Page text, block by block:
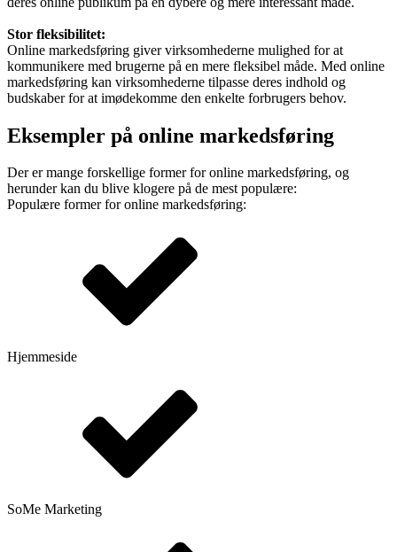
Stor fleksibilitet:
Online markedsføring giver virksomhederne mulighed for at
kommunikere med brugerne på en mere fleksibel måde. Med online
markedsføring kan virksomhederne tilpasse deres indhold og
budskaber for at imødekomme den enkelte forbrugers behov.
Eksempler på online markedsføring
Der er mange forskellige former for online markedsføring, og
herunder kan du blive klogere på de mest populære:
Populære former for online markedsføring:
Hjemmeside
SoMe Marketing